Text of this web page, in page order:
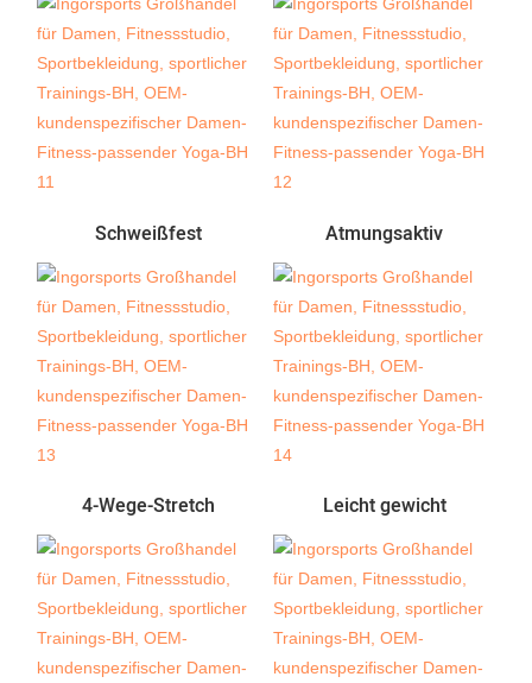
Schweißfest Atmungsaktiv
4-Wege-Stretch Leicht gewicht